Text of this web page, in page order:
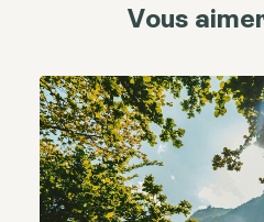
Vous